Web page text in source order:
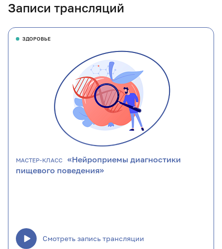
Записи трансляций
ЗДОРОВЬЕ
МАСТЕР-КЛАСС
«Нейроприемы диагностики
пищевого поведения»
Смотреть запись трансляции